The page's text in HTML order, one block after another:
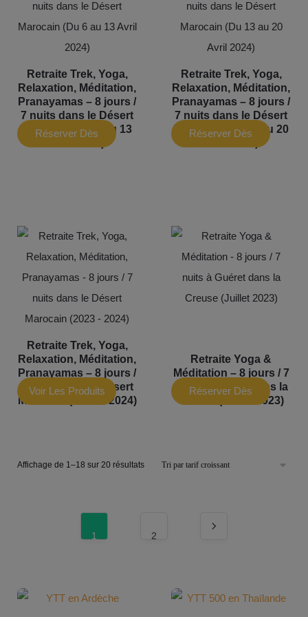
Retraite Trek, Yoga,
Relaxation, Méditation,
Pranayamas – 8 jours /
7 nuits dans le Désert
Marocain (Du 6 au 13
Réserver Dès
Retraite Trek, Yoga,
Relaxation, Méditation,
Pranayamas – 8 jours /
7 nuits dans le Désert
Marocain (Du 13 au 20
Réserver Dès
Retraite Trek, Yoga,
Relaxation, Méditation,
Pranayamas – 8 jours /
7 nuits dans le Désert
Marocain (2023 – 2024)
Voir Les Produits
Retraite Yoga &
Méditation – 8 jours / 7
nuits à Guéret dans la
Creuse (Juillet 2023)
Réserver Dès
Affichage de 1–18 sur 20 résultats
1 2